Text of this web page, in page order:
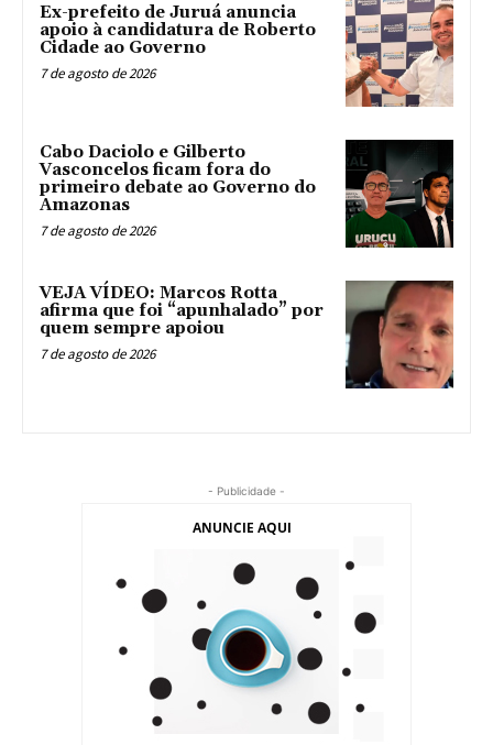
Ex-prefeito de Juruá anuncia
apoio à candidatura de Roberto
Cidade ao Governo
7 de agosto de 2026
Cabo Daciolo e Gilberto
Vasconcelos ficam fora do
primeiro debate ao Governo do
Amazonas
7 de agosto de 2026
VEJA VÍDEO: Marcos Rotta
afirma que foi “apunhalado” por
quem sempre apoiou
7 de agosto de 2026
- Publicidade -